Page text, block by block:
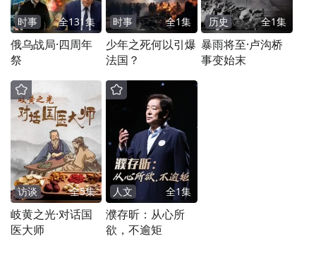
时事 全131集
俄乌战局·四周年
祭
时事 全1集
少年之死何以引爆
法国？
历史 全1集
暴雨将至·卢沟桥
事变始末
访谈 全5集
岐黄之光·对话国
医大师
人文 全1集
濮存昕：从心所
欲，不逾矩